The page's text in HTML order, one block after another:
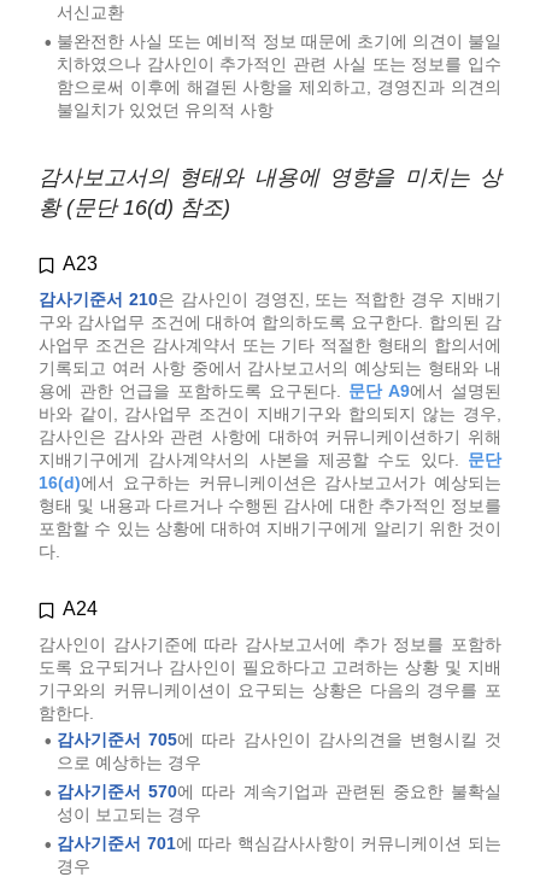
서신교환
• 불완전한 사실 또는 예비적 정보 때문에 초기에 의견이 불일
치하였으나 감사인이 추가적인 관련 사실 또는 정보를 입수
함으로써 이후에 해결된 사항을 제외하고, 경영진과 의견의
불일치가 있었던 유의적 사항
감사보고서의 형태와 내용에 영향을 미치는 상
황 (문단 16(d) 참조)
A23
감사기준서 210은 감사인이 경영진, 또는 적합한 경우 지배기
구와 감사업무 조건에 대하여 합의하도록 요구한다. 합의된 감
사업무 조건은 감사계약서 또는 기타 적절한 형태의 합의서에
기록되고 여러 사항 중에서 감사보고서의 예상되는 형태와 내
용에 관한 언급을 포함하도록 요구된다. 문단 A9에서 설명된
바와 같이, 감사업무 조건이 지배기구와 합의되지 않는 경우,
감사인은 감사와 관련 사항에 대하여 커뮤니케이션하기 위해
지배기구에게 감사계약서의 사본을 제공할 수도 있다. 문단
16(d)에서 요구하는 커뮤니케이션은 감사보고서가 예상되는
형태 및 내용과 다르거나 수행된 감사에 대한 추가적인 정보를
포함할 수 있는 상황에 대하여 지배기구에게 알리기 위한 것이
다.
A24
감사인이 감사기준에 따라 감사보고서에 추가 정보를 포함하
도록 요구되거나 감사인이 필요하다고 고려하는 상황 및 지배
기구와의 커뮤니케이션이 요구되는 상황은 다음의 경우를 포
함한다.
• 감사기준서 705에 따라 감사인이 감사의견을 변형시킬 것
으로 예상하는 경우
• 감사기준서 570에 따라 계속기업과 관련된 중요한 불확실
성이 보고되는 경우
• 감사기준서 701에 따라 핵심감사사항이 커뮤니케이션 되는
경우